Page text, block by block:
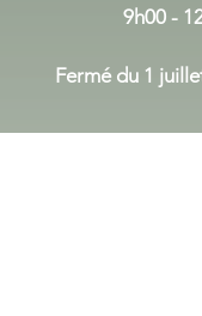
9h00 -
Fermé du 1